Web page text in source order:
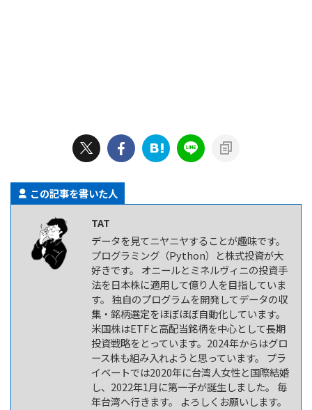
この記事を書いた人
TAT
データを見てニヤニヤすることが趣味です。
プログラミング（Python）と株式投資が大
好きです。 オニールとミネルヴィニの投資手
法を日本株に適用して億り人を目指していま
す。 独自のプログラムを開発してデータの収
集・銘柄選定をほぼほぼ自動化しています。
米国株はETFと高配当銘柄を中心として長期
投資戦略をとっています。2024年からはグロ
ース株も組み入れようと思っています。 プラ
イベートでは2020年に台湾人女性と国際結婚
し、2022年1月に第一子が誕生しました。 毎
年台湾へ行きます。 よろしくお願いします。